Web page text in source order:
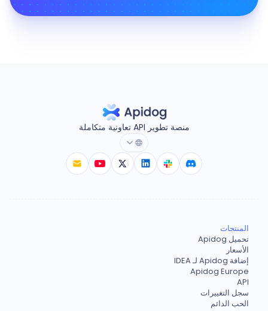
منصة تطوير API تعاونية متكاملة
المنتجات
تحميل Apidog
الأسعار
إضافة Apidog لـ IDEA
Apidog Europe
API
سجل التغييرات
الحب الدائم